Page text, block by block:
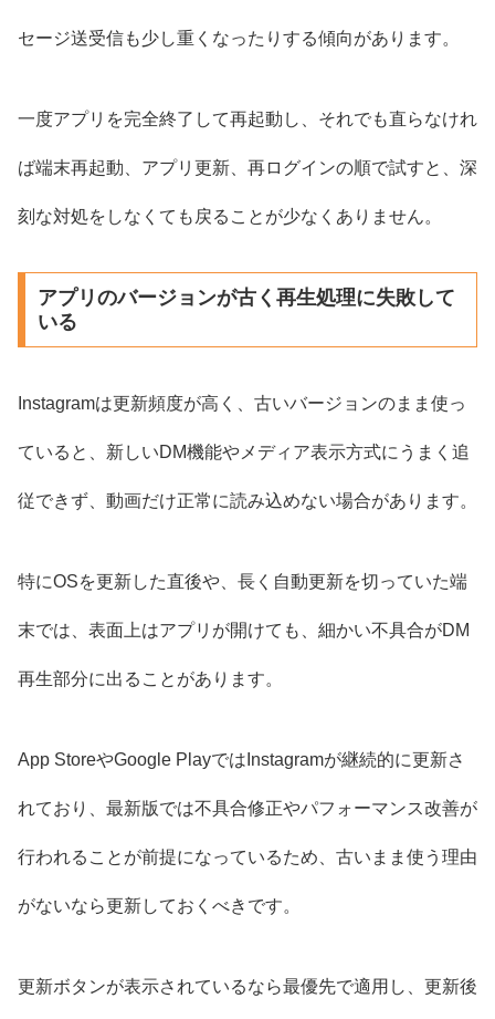
セージ送受信も少し重くなったりする傾向があります。
一度アプリを完全終了して再起動し、それでも直らなけれ
ば端末再起動、アプリ更新、再ログインの順で試すと、深
刻な対処をしなくても戻ることが少なくありません。
アプリのバージョンが古く再生処理に失敗して
いる
Instagramは更新頻度が高く、古いバージョンのまま使っ
ていると、新しいDM機能やメディア表示方式にうまく追
従できず、動画だけ正常に読み込めない場合があります。
特にOSを更新した直後や、長く自動更新を切っていた端
末では、表面上はアプリが開けても、細かい不具合がDM
再生部分に出ることがあります。
App StoreやGoogle PlayではInstagramが継続的に更新さ
れており、最新版では不具合修正やパフォーマンス改善が
行われることが前提になっているため、古いまま使う理由
がないなら更新しておくべきです。
更新ボタンが表示されているなら最優先で適用し、更新後